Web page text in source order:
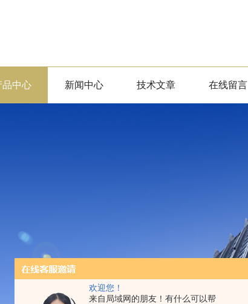
欢迎您！
来自局域网的朋友！有什么可以帮
品中心 新闻中心 技术文章 在线留言